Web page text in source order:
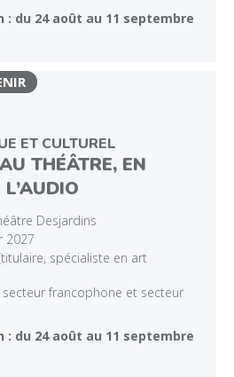
: du 24 août au 11 septembre
ET CULTUREL
THÉÂTRE, EN
Desjardins
2027
spécialiste en art
secteur francophone et secteur
: du 24 août au 11 septembre